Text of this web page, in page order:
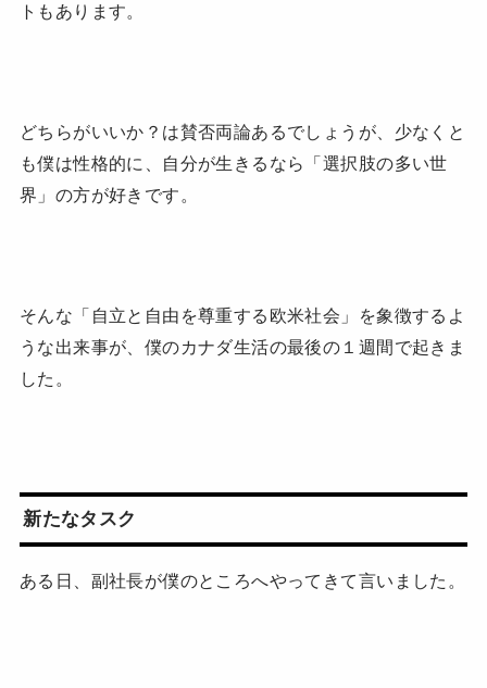
トもあります。
どちらがいいか？は賛否両論あるでしょうが、少なくと
も僕は性格的に、自分が生きるなら「選択肢の多い世
界」の方が好きです。
そんな「自立と自由を尊重する欧米社会」を象徴するよ
うな出来事が、僕のカナダ生活の最後の１週間で起きま
した。
新たなタスク
ある日、副社長が僕のところへやってきて言いました。